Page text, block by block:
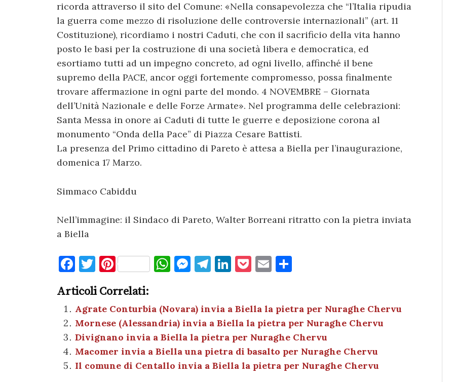
ricorda attraverso il sito del Comune: «Nella consapevolezza che “l’Italia ripudia
la guerra come mezzo di risoluzione delle controversie internazionali” (art. 11
Costituzione), ricordiamo i nostri Caduti, che con il sacrificio della vita hanno
posto le basi per la costruzione di una società libera e democratica, ed
esortiamo tutti ad un impegno concreto, ad ogni livello, affinché il bene
supremo della PACE, ancor oggi fortemente compromesso, possa finalmente
trovare affermazione in ogni parte del mondo. 4 NOVEMBRE – Giornata
dell’Unità Nazionale e delle Forze Armate». Nel programma delle celebrazioni:
Santa Messa in onore ai Caduti di tutte le guerre e deposizione corona al
monumento “Onda della Pace” di Piazza Cesare Battisti.
La presenza del Primo cittadino di Pareto è attesa a Biella per l’inaugurazione,
domenica 17 Marzo.
Simmaco Cabiddu
Nell’immagine: il Sindaco di Pareto, Walter Borreani ritratto con la pietra inviata
a Biella
F
c
e
b
o
o
T
it
te
r
Pi
er
es
t
W
s
A
p
p
M
n
g
er
T
gr
a
m
Li
e
dI
n
P
k
et
E
l di
vi
di
Articoli Correlati:
Agrate Conturbia (Novara) invia a Biella la pietra per Nuraghe Chervu
Mornese (Alessandria) invia a Biella la pietra per Nuraghe Chervu
Divignano invia a Biella la pietra per Nuraghe Chervu
Macomer invia a Biella una pietra di basalto per Nuraghe Chervu
Il comune di Centallo invia a Biella la pietra per Nuraghe Chervu